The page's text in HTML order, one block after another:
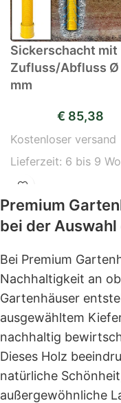
Sickerschacht mit
Zufluss/Abfluss Ø
mm
€ 85,38
Kostenloser versand
Lieferzeit: 6 bis 9
Premium
bei der
Bei Premium
Nachhaltigkeit an
Gartenhäuser
ausgewähltem
nachhaltig
Dieses Holz
natürliche
außergewöhnliche